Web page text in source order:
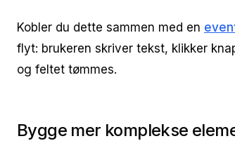
Kobler du dette sammen med en
flyt: brukeren skriver tekst, klikker
og feltet tømmes.
Bygge mer komplekse